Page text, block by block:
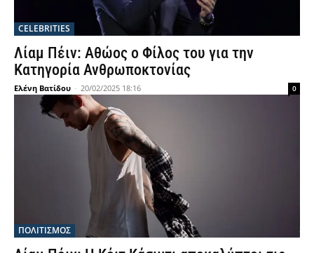
CELEBRITIES
Λίαμ Πέιν: Αθώος ο Φίλος του για την
Κατηγορία Ανθρωποκτονίας
Ελένη Βατίδου - 20/02/2025 18:16 0
ΠΟΛΙΤΙΣΜΟΣ